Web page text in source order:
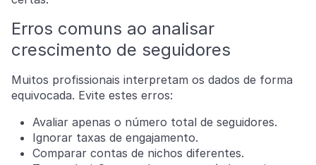
Erros comuns ao analisar
crescimento de seguidores
Muitos profissionais interpretam os dados de forma
equivocada. Evite estes erros:
Avaliar apenas o número total de seguidores.
Ignorar taxas de engajamento.
Comparar contas de nichos diferentes.